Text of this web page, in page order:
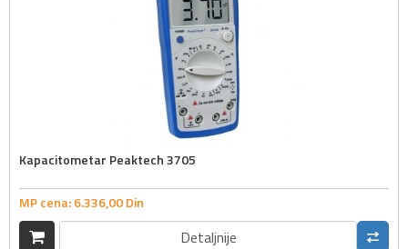
Kapacitometar Peaktech 3705
MP cena:6.336,00Din
Detaljnije